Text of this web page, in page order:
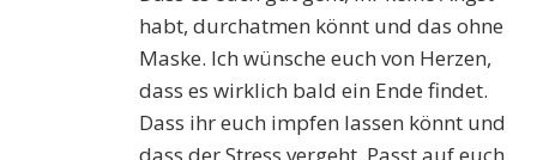
habt, durchatmen könnt und das ohne
Maske. Ich wünsche euch von Herzen,
dass es wirklich bald ein Ende findet.
Dass ihr euch impfen lassen könnt und